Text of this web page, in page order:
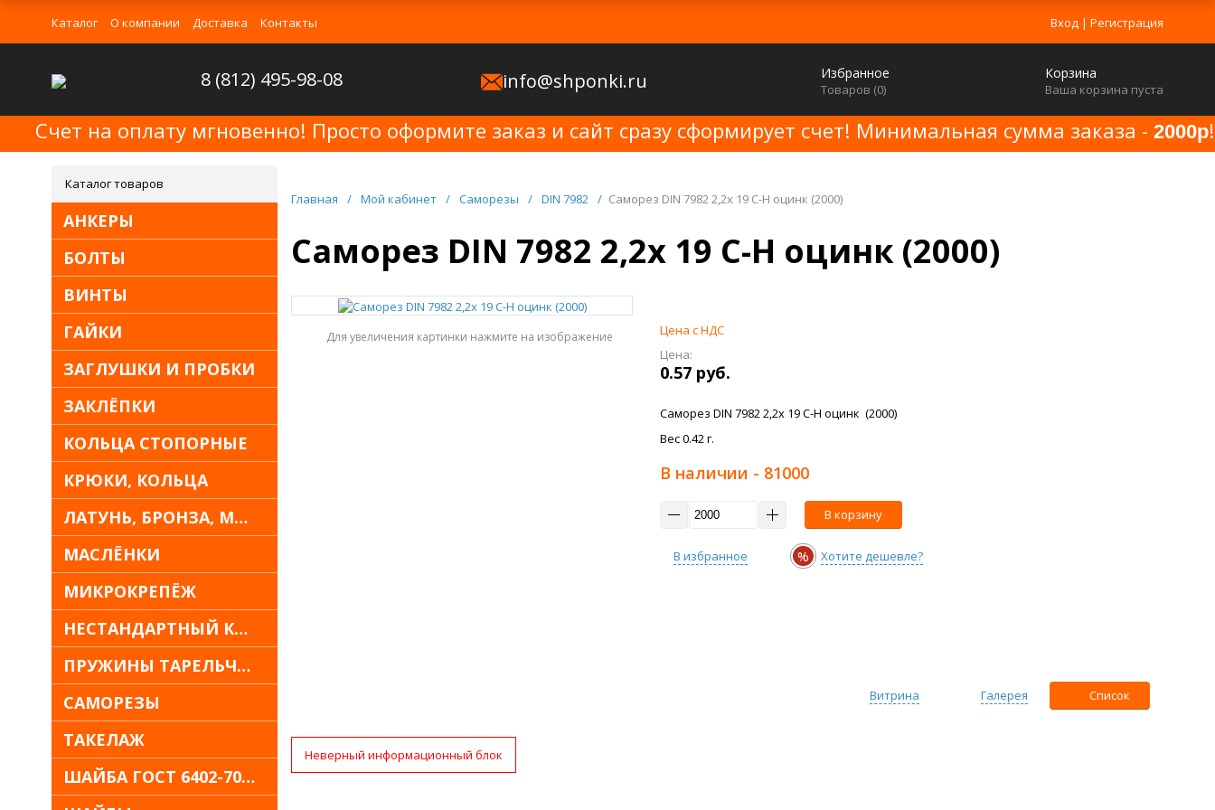
Вход | Регистрация
Каталог О компании Доставка Контакты
8 (812) 495-98-08 info@shponki.ru Избранное
Товаров (0)
Корзина
Ваша корзина пуста
Счет на оплату мгновенно! Просто оформите заказ и сайт сразу сформирует счет! Минимальная сумма заказа - 2000р!
Каталог товаров
АНКЕРЫ
БОЛТЫ
ВИНТЫ
ГАЙКИ
ЗАГЛУШКИ И ПРОБКИ
ЗАКЛЁПКИ
КОЛЬЦА СТОПОРНЫЕ
КРЮКИ, КОЛЬЦА
ЛАТУНЬ, БРОНЗА, МЕДЬ
МАСЛЁНКИ
МИКРОКРЕПЁЖ
НЕСТАНДАРТНЫЙ КРЕПЁЖ
ПРУЖИНЫ ТАРЕЛЬЧАТЫЕ
САМОРЕЗЫ
ТАКЕЛАЖ
ШАЙБА ГОСТ 6402-70 30Х13
Главная / Мой кабинет / Саморезы / DIN 7982 / Саморез DIN 7982 2,2x 19 C-H оцинк (2000)
Саморез DIN 7982 2,2x 19 C-H оцинк (2000)
Для увеличения картинки нажмите на изображение
Цена с НДС
Цена:
0.57 руб.
Саморез DIN 7982 2,2x 19 C-H оцинк (2000)
Вес 0.42 г.
В наличии - 81000
В корзину
В избранное % Хотите дешевле?
Список
Галерея
Витрина
Неверный информационный блок